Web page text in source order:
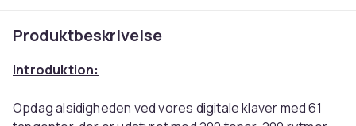
Produktbeskrivelse
Introduktion:
Opdag alsidigheden ved vores digitale klaver med 61